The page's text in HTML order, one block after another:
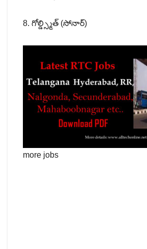
8. గోల్డ్స్మిత్ (సోనార్)
more jobs